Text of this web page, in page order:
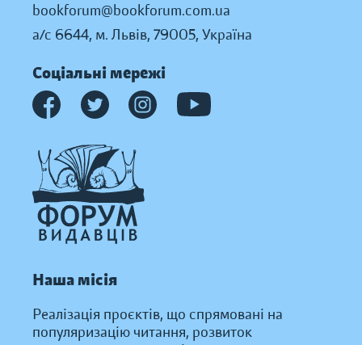
bookforum@bookforum.com.ua
а/с 6644, м. Львів, 79005, Україна
Соціальні мережі
Наша місія
Реалізація проєктів, що спрямовані на
популяризацію читання, розвиток